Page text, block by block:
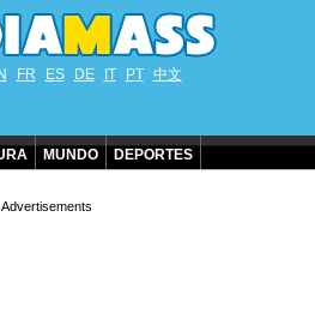
FR ES DE IT PT 中文
MUNDO DEPORTES